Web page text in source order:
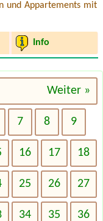
und Appartements mit
Info
Weiter »
7 8 9
16 17 18
25 26 27
34 35 36